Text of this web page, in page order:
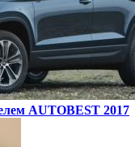
AUTOBEST 2017